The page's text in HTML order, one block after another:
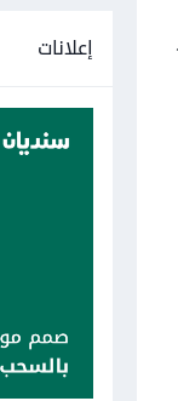
إعلانات